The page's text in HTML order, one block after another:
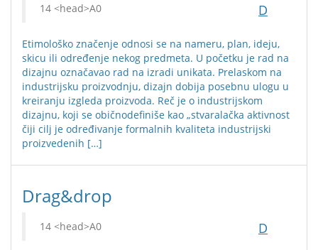
D
Etimološko značenje odnosi se na nameru, plan, ideju,
skicu ili određenje nekog predmeta. U početku je rad na
dizajnu označavao rad na izradi unikata. Prelaskom na
industrijsku proizvodnju, dizajn dobija posebnu ulogu u
kreiranju izgleda proizvoda. Reč je o industrijskom
dizajnu, koji se običnodefiniše kao „stvaralačka aktivnost
čiji cilj je određivanje formalnih kvaliteta industrijski
proizvedenih […]
Drag&drop
D